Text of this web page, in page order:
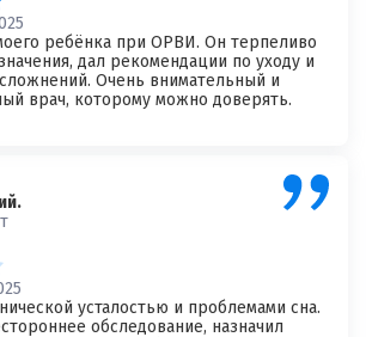
ребёнка при ОРВИ. Он терпеливо
дал рекомендации по уходу и
Очень внимательный и
врач, которому можно доверять.
усталостью и проблемами сна.
обследование, назначил
×
отзыв на рассмотрении!
*